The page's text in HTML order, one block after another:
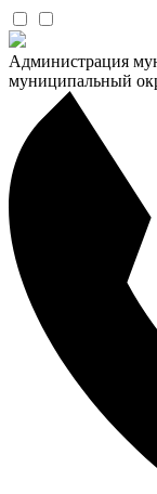
Администрация
муниципальный